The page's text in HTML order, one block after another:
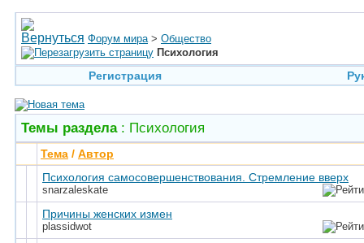
Форум мира > Общество
Психология
Регистрация
Темы раздела: Психология
Тема / Автор
Психология самосовершенствования. Стремление вверх
snarzaleskate
Причины женских измен
plassidwot